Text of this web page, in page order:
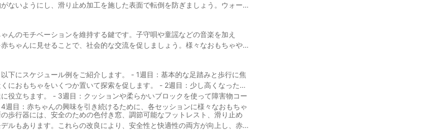
ないようにし、滑り止め加工を施した表面で転倒を防ぎましょう。ウォー
のモチベーションを維持する鍵です。子守唄や童謡などの音楽を加え
ちゃんに見せることで、社会的な交流を促しましょう。様々なおもちゃや
下にスケジュール例をご紹介します。 - 1週目：基本的な足踏みと歩行に焦
におもちゃをいくつか置いて探索を促します。 - 2週目：少し高くなった床
役立ちます。 - 3週目：クッションや柔らかいブロックを使って障害物コー
目：赤ちゃんの興味を引き続けるために、各セッションに様々なおもちゃ
歩行器には、安全のための色付き窓、調節可能なフットレスト、滑り止め
ルもあります。これらの改良により、安全性と快適性の両方が向上し、赤